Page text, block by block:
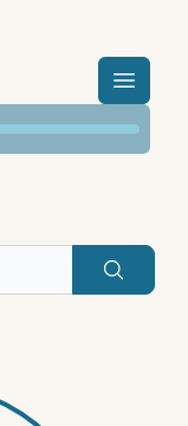
Menú
Buscar